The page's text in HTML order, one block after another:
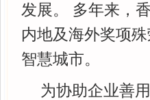
发展。 多年来，
内地及海外奖项
智慧城市。
为协助企业善